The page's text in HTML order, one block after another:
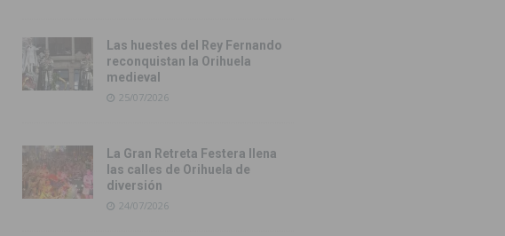
Las huestes del Rey Fernando
reconquistan la Orihuela
medieval
25/07/2026
La Gran Retreta Festera llena
las calles de Orihuela de
diversión
24/07/2026